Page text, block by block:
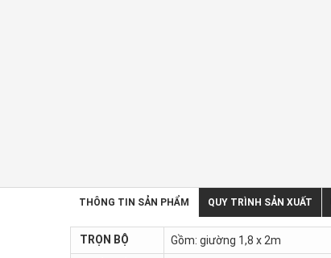
THÔNG TIN SẢN PHẨM QUY TRÌNH SẢN XUẤT
TRỌN BỘ
Gồm: giường 1,8 x 2m